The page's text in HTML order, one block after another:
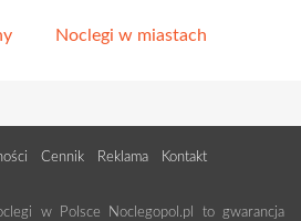
Noclegi w miastach
Cennik Reklama Kontakt
w Polsce Noclegopol.pl to gwarancja